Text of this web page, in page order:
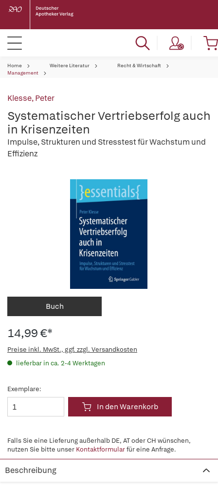
Home Weitere Literatur
Recht & Wirtschaft
Management
Klesse, Peter
Systematischer Vertriebserfolg auch
in Krisenzeiten
Impulse, Strukturen und Stresstest für Wachstum und
Effizienz
Buch
14,99 €*
Preise inkl. MwSt., ggf. zzgl. Versandkosten
lieferbar in ca. 2-4 Werktagen
Exemplare:
In den Warenkorb
Falls Sie eine Lieferung außerhalb DE, AT oder CH wünschen,
nutzen Sie bitte unser Kontaktformularfür eine Anfrage.
Beschreibung